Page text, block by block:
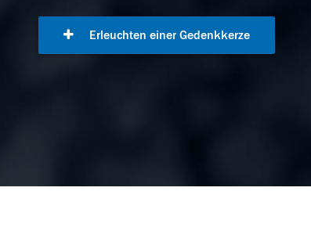
Erleuchten einer Gedenkkerze